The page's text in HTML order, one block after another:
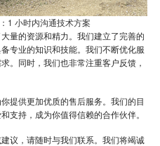
1 小时内沟通技术方案
量的资源和精力。我们建立了完善的
专业的知识和技能。我们不断优化服
。同时，我们也非常注重客户反馈，
提供更加优质的售后服务。我们的目
支持，成为你值得信赖的合作伙伴。
议，请随时与我们联系。我们将竭诚